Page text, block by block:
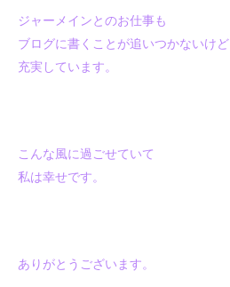
ジャーメインとのお仕事も
ブログに書くことが追いつかないけど
充実しています。
こんな風に過ごせていて
私は幸せです。
ありがとうございます。